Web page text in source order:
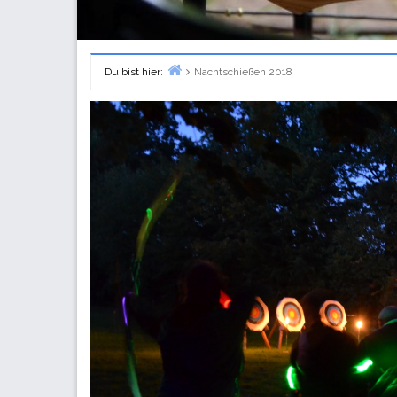
Du bist hier:
Nachtschießen 2018